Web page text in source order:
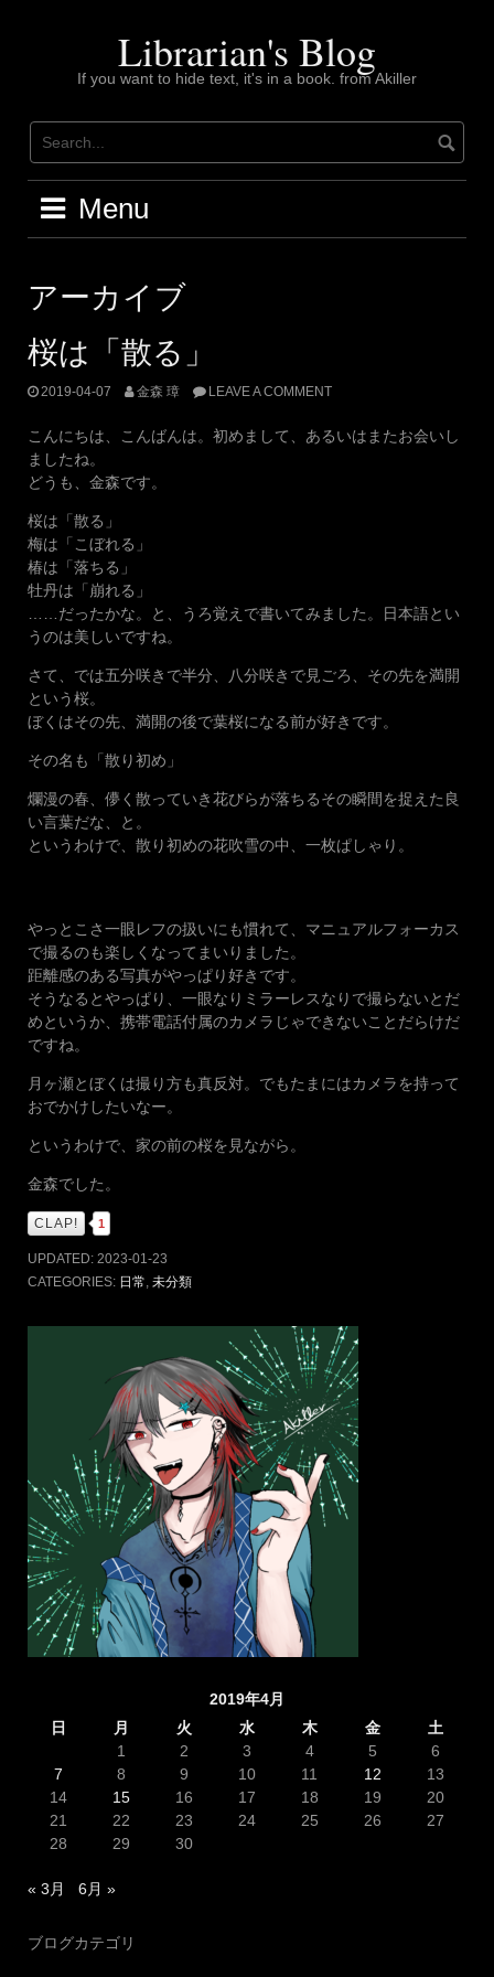
Librarian's Blog
If you want to hide text, it's in a book. from Akiller
Menu
アーカイブ
桜は「散る」
2019-04-07 金森 璋 LEAVE A COMMENT
こんにちは、こんばんは。初めまして、あるいはまたお会いし
ましたね。
どうも、金森です。
桜は「散る」
梅は「こぼれる」
椿は「落ちる」
牡丹は「崩れる」
……だったかな。と、うろ覚えで書いてみました。日本語とい
うのは美しいですね。
さて、では五分咲きで半分、八分咲きで見ごろ、その先を満開
という桜。
ぼくはその先、満開の後で葉桜になる前が好きです。
その名も「散り初め」
爛漫の春、儚く散っていき花びらが落ちるその瞬間を捉えた良
い言葉だな、と。
というわけで、散り初めの花吹雪の中、一枚ぱしゃり。
やっとこさ一眼レフの扱いにも慣れて、マニュアルフォーカス
で撮るのも楽しくなってまいりました。
距離感のある写真がやっぱり好きです。
そうなるとやっぱり、一眼なりミラーレスなりで撮らないとだ
めというか、携帯電話付属のカメラじゃできないことだらけだ
ですね。
月ヶ瀬とぼくは撮り方も真反対。でもたまにはカメラを持って
おでかけしたいなー。
というわけで、家の前の桜を見ながら。
金森でした。
CLAP! 1
UPDATED: 2023-01-23
CATEGORIES: 日常, 未分類
2019年4月
日
月 火 水 木 金
土
1
2 3 4 5
6
7
8 9 10 11 12
13
14
15 16 17 18 19
20
21
22 23 24 25 26
27
28
29 30
« 3月 6月 »
ブログカテゴリ